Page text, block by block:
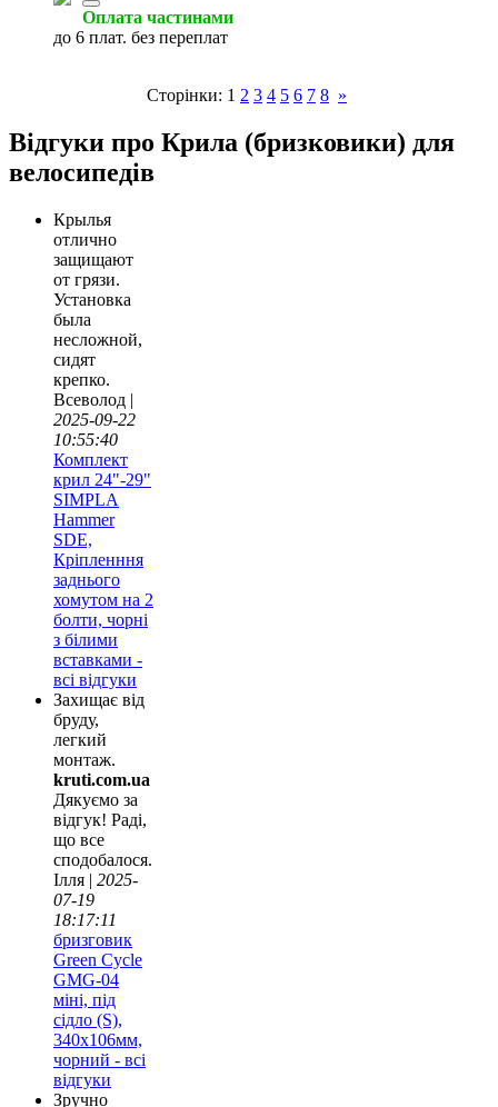
Оплата частинами
до 6 плат. без переплат
Сторінки: 1 2 3 4 5 6 7 8 »
Відгуки про Крила (бризковики) для
велосипедів
Крылья
отлично
защищают
от грязи.
Установка
была
несложной,
сидят
крепко.
Всеволод |
2025-09-22
10:55:40
Комплект
крил 24"-29"
SIMPLA
Hammer
SDE,
Кріпленння
заднього
хомутом на 2
болти, чорні
з білими
вставками -
всі відгуки
Захищає від
бруду,
легкий
монтаж.
kruti.com.ua
Дякуємо за
відгук! Раді,
що все
сподобалося.
Ілля | 2025-
07-19
18:17:11
бризговик
Green Cycle
GMG-04
міні, під
сідло (S),
340x106мм,
чорний - всі
відгуки
Зручно